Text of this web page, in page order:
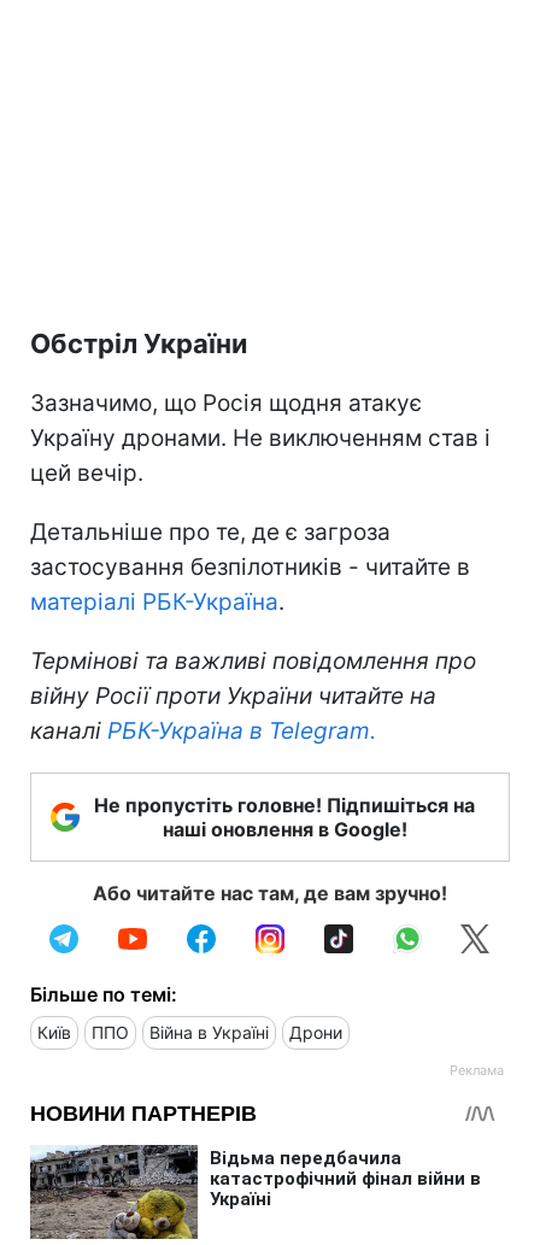
Обстріл України
Зазначимо, що Росія щодня атакує
Україну дронами. Не виключенням став і
цей вечір.
Детальніше про те, де є загроза
застосування безпілотників - читайте в
матеріалі РБК-Україна.
Термінові та важливі повідомлення про
війну Росії проти України читайте на
каналі РБК-Україна в Telegram.
Не пропустіть головне! Підпишіться на
наші оновлення в Google!
Або читайте нас там, де вам зручно!
Більше по темі:
Київ ППО Війна в Україні Дрони